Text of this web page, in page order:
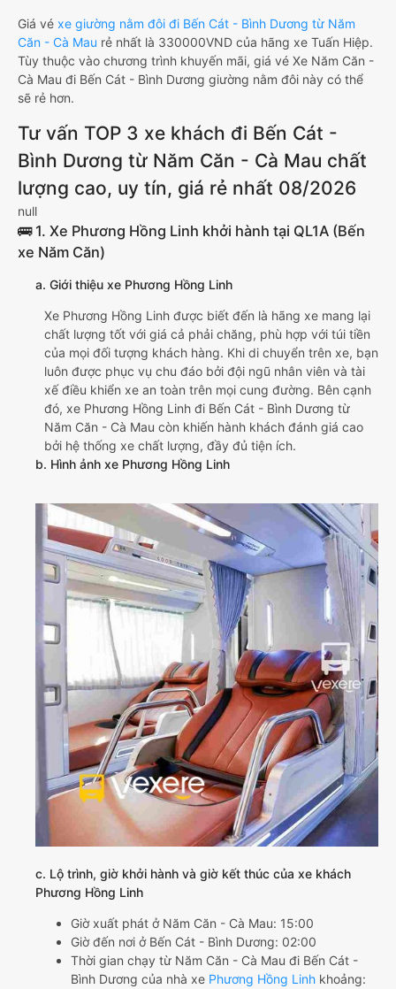
Giá vé xe giường nằm đôi đi Bến Cát - Bình Dương từ Năm
Căn - Cà Mau rẻ nhất là 330000VND của hãng xe Tuấn Hiệp.
Tùy thuộc vào chương trình khuyến mãi, giá vé Xe Năm Căn -
Cà Mau đi Bến Cát - Bình Dương giường nằm đôi này có thể
sẽ rẻ hơn.
Tư vấn TOP 3 xe khách đi Bến Cát -
Bình Dương từ Năm Căn - Cà Mau chất
lượng cao, uy tín, giá rẻ nhất 08/2026
null
🚌 1. Xe Phương Hồng Linh khởi hành tại QL1A (Bến
xe Năm Căn)
a. Giới thiệu xe Phương Hồng Linh
Xe Phương Hồng Linh được biết đến là hãng xe mang lại
chất lượng tốt với giá cả phải chăng, phù hợp với túi tiền
của mọi đối tượng khách hàng. Khi di chuyển trên xe, bạn
luôn được phục vụ chu đáo bởi đội ngũ nhân viên và tài
xế điều khiển xe an toàn trên mọi cung đường. Bên cạnh
đó, xe Phương Hồng Linh đi Bến Cát - Bình Dương từ
Năm Căn - Cà Mau còn khiến hành khách đánh giá cao
bởi hệ thống xe chất lượng, đầy đủ tiện ích.
b. Hình ảnh xe Phương Hồng Linh
c. Lộ trình, giờ khởi hành và giờ kết thúc của xe khách
Phương Hồng Linh
Giờ xuất phát ở Năm Căn - Cà Mau: 15:00
Giờ đến nơi ở Bến Cát - Bình Dương: 02:00
Thời gian chạy từ Năm Căn - Cà Mau đi Bến Cát -
Bình Dương của nhà xe Phương Hồng Linh khoảng: